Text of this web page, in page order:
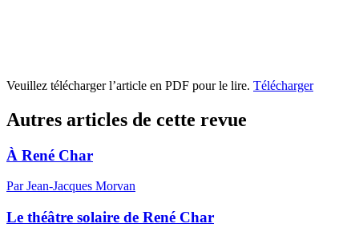
Veuillez télécharger l’article en PDF pour le lire. Télécharger
Autres articles de cette revue
À René Char
Par Jean-Jacques Morvan
Le théâtre solaire de René Char